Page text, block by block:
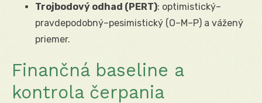
Trojbodový odhad (PERT): optimistický–
pravdepodobný–pesimistický (O–M–P) a vážený
priemer.
Finančná baseline a
kontrola čerpania